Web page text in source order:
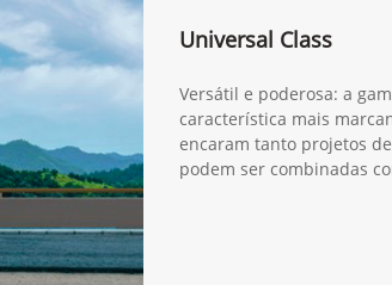
Universal Class
Versátil e poderosa: a
característica mais
encaram tanto projetos
podem ser combinadas